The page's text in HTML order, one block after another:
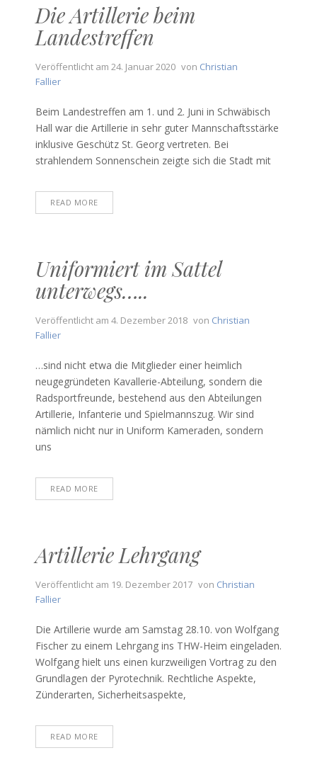
Die Artillerie beim
Landestreffen
Veröffentlicht am 24. Januar 2020 von Christian
Fallier
Beim Landestreffen am 1. und 2. Juni in Schwäbisch
Hall war die Artillerie in sehr guter Mannschaftsstärke
inklusive Geschütz St. Georg vertreten. Bei
strahlendem Sonnenschein zeigte sich die Stadt mit
READ MORE
Uniformiert im Sattel
unterwegs…..
Veröffentlicht am 4. Dezember 2018 von Christian
Fallier
…sind nicht etwa die Mitglieder einer heimlich
neugegründeten Kavallerie-Abteilung, sondern die
Radsportfreunde, bestehend aus den Abteilungen
Artillerie, Infanterie und Spielmannszug. Wir sind
nämlich nicht nur in Uniform Kameraden, sondern
uns
READ MORE
Artillerie Lehrgang
Veröffentlicht am 19. Dezember 2017 von Christian
Fallier
Die Artillerie wurde am Samstag 28.10. von Wolfgang
Fischer zu einem Lehrgang ins THW-Heim eingeladen.
Wolfgang hielt uns einen kurzweiligen Vortrag zu den
Grundlagen der Pyrotechnik. Rechtliche Aspekte,
Zünderarten, Sicherheitsaspekte,
READ MORE